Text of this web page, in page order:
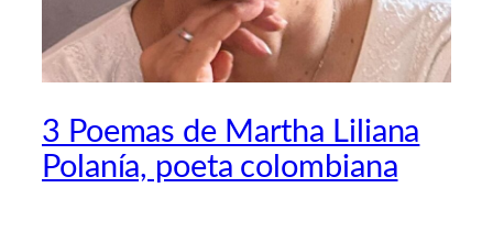
3 Poemas de Martha Liliana
Polanía, poeta colombiana